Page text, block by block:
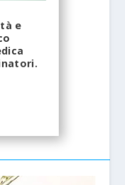
e